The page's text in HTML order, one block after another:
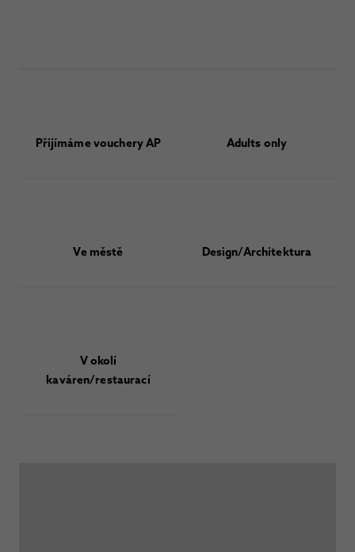
Přijímáme vouchery AP Adults only
Ve městě Design/Architektura
V okolí
kaváren/restaurací